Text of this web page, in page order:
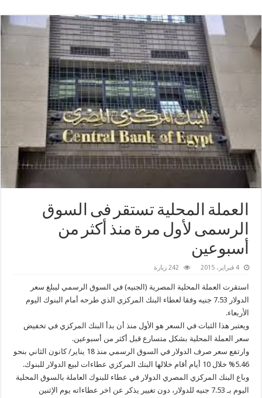
العملة المحلية تستقر فى السوق
الرسمى لأول مرة منذ أكثر من
أسبوعين
4 فبراير، 2015 242 زيارة
استقرت العملة المحلية المصرية (الجنيه) في السوق الرسمي ليبلغ سعر
الدولار 7.53 جنيه وفقا لعطاء البنك المركزي الذي طرحه أمام البنوك اليوم
الأربعاء.
ويعتبر هذا الثبات في السعر هو الأول منذ أن بدأ البنك المركزي في تخفيض
سعر العملة المحلية بشكل متسارع قبل أكثر من أسبوعين.
وارتفع سعر صرف الدولار في السوق الرسمي منذ 18 يناير/ كانون الثاني بنحو
5.46% خلال 10 أيام أقام خلالها البنك المركزي عطاءات لبيع الدولار للبنوك.
وباع البنك المركزي المصري الدولار في عطاء للبنوك العاملة بالسوق المحلية
اليوم بـ 7.53 جنيه للدولار، دون تغيير يذكر عن اخر عطاءاته يوم الإثنين